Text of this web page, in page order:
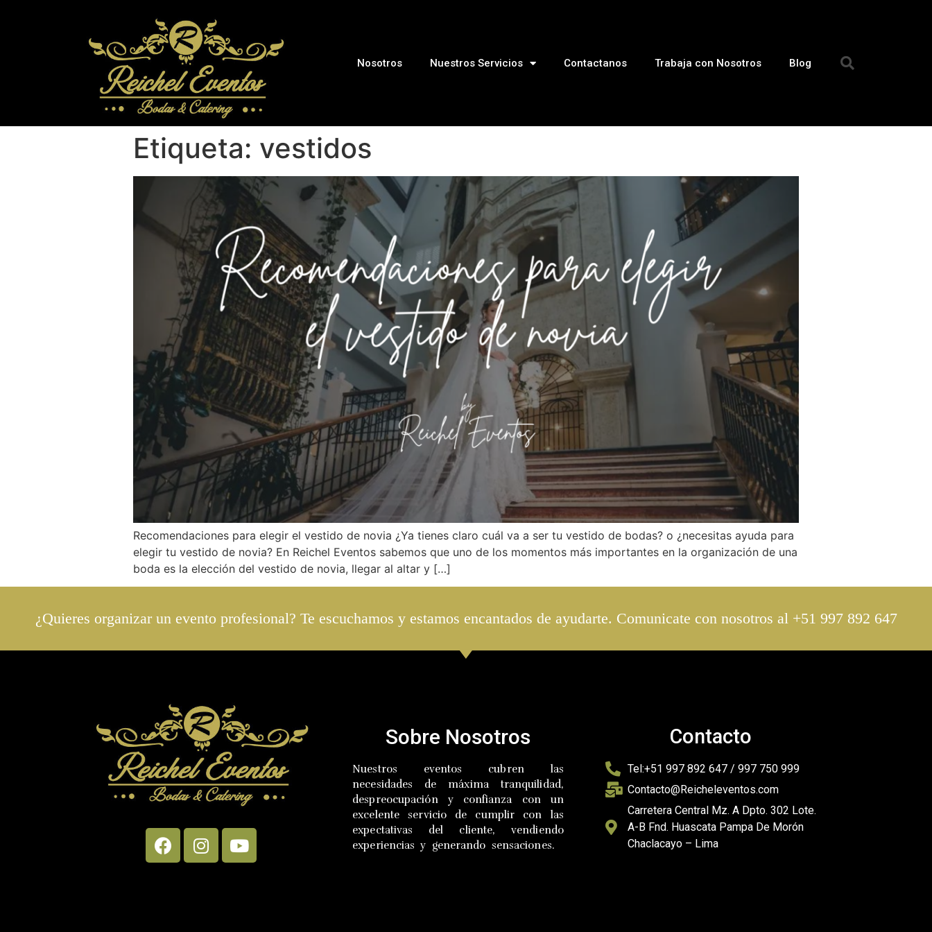
Nosotros Nuestros Servicios Contactanos Trabaja con Nosotros Blog
Etiqueta: vestidos
Recomendaciones para elegir el vestido de novia ¿Ya tienes claro cuál va a ser tu vestido de bodas? o ¿necesitas ayuda para
elegir tu vestido de novia? En Reichel Eventos sabemos que uno de los momentos más importantes en la organización de una
boda es la elección del vestido de novia, llegar al altar y […]
¿Quieres organizar un evento profesional? Te escuchamos y estamos encantados de ayudarte. Comunicate con nosotros al +51 997 892 647
Sobre Nosotros
Nuestros eventos cubren las
necesidades de máxima tranquilidad,
despreocupación y confianza con un
excelente servicio de cumplir con las
expectativas del cliente, vendiendo
experiencias y generando sensaciones.
Contacto
Tel:+51 997 892 647 / 997 750 999
Contacto@Reicheleventos.com
Carretera Central Mz. A Dpto. 302 Lote.
A-B Fnd. Huascata Pampa De Morón
Chaclacayo – Lima